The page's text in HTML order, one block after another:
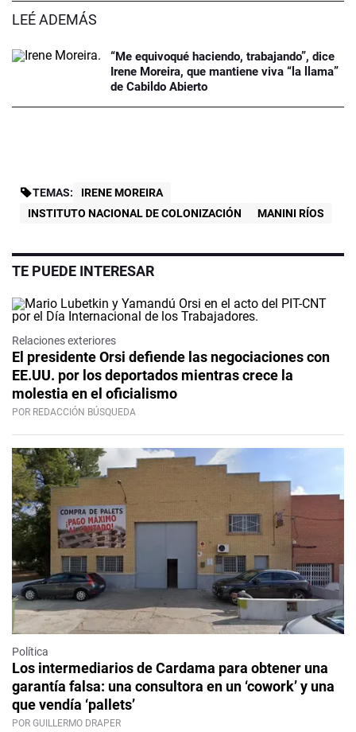
LEÉ ADEMÁS
“Me equivoqué haciendo, trabajando”, dice
Irene Moreira, que mantiene viva “la llama”
de Cabildo Abierto
TEMAS:
IRENE MOREIRA
INSTITUTO NACIONAL DE COLONIZACIÓN
MANINI RÍOS
TE PUEDE INTERESAR
Relaciones exteriores
El presidente Orsi defiende las negociaciones con
EE.UU. por los deportados mientras crece la
molestia en el oficialismo
POR REDACCIÓN BÚSQUEDA
Política
Los intermediarios de Cardama para obtener una
garantía falsa: una consultora en un ‘cowork’ y una
que vendía ‘pallets’
POR GUILLERMO DRAPER